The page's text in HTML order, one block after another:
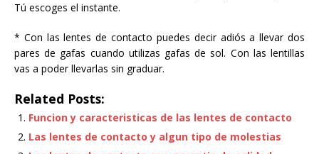
Tú escoges el instante.
* Con las lentes de contacto puedes decir adiós a llevar dos
pares de gafas cuando utilizas gafas de sol. Con las lentillas
vas a poder llevarlas sin graduar.
Related Posts:
Funcion y caracteristicas de las lentes de contacto
Las lentes de contacto y algun tipo de molestias